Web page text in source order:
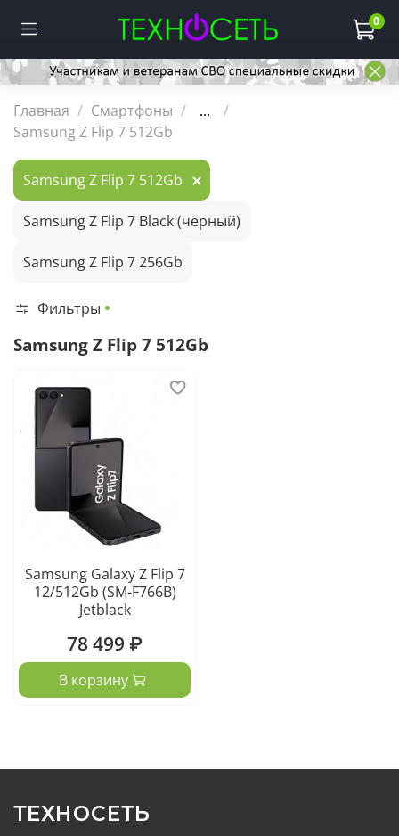
0
Главная Смартфоны
...
Samsung Z Flip 7 512Gb
Samsung Z Flip 7 512Gb
Samsung Z Flip 7 Black (чёрный)
Samsung Z Flip 7 256Gb
Фильтры
Samsung Z Flip 7 512Gb
Samsung Galaxy Z Flip 7
12/512Gb (SM-F766B)
Jetblack
78 499 ₽
В корзину
ТЕХНОСЕТЬ